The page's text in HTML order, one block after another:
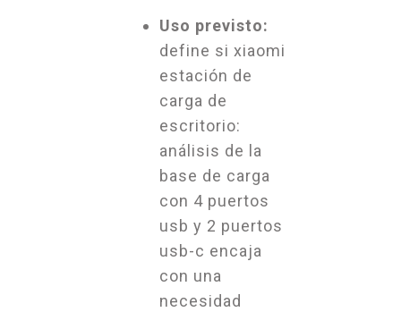
Uso previsto:
define si xiaomi
estación de
carga de
escritorio:
análisis de la
base de carga
con 4 puertos
usb y 2 puertos
usb-c encaja
con una
necesidad